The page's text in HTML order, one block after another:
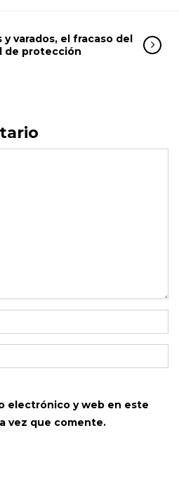
varados, el fracaso del
de protección
electrónico y web en este
vez que comente.